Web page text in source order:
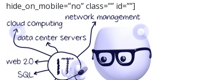
hide_on_mobile=”no” class=”” id=””]